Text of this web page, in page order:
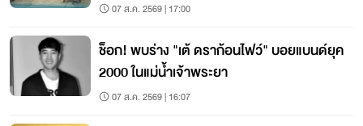
07 ส.ค. 2569 | 17:00
ช็อก! พบร่าง "เต้ ดราก้อนไฟว์" บอยแบนด์ยุค
2000 ในแม่น้ำเจ้าพระยา
07 ส.ค. 2569 | 16:07